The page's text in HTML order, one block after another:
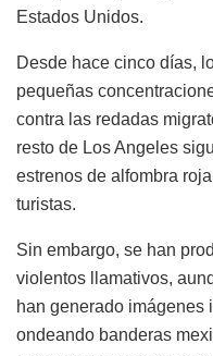
Estados Unidos.
Desde hace cinco días,
pequeñas
contra las redadas
resto de Los Angeles
estrenos de alfombra
turistas.
Sin embargo, se han
violentos llamativos,
han generado imágenes
ondeando banderas